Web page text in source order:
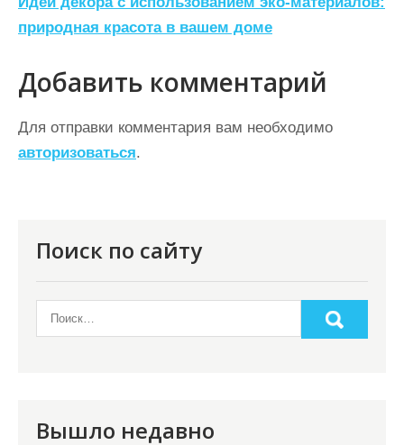
и
г
а
ц
и
я
природная красота в вашем доме
Добавить комментарий
Для отправки комментария вам необходимо
авторизоваться.
Поиск по сайту
Вышло недавно